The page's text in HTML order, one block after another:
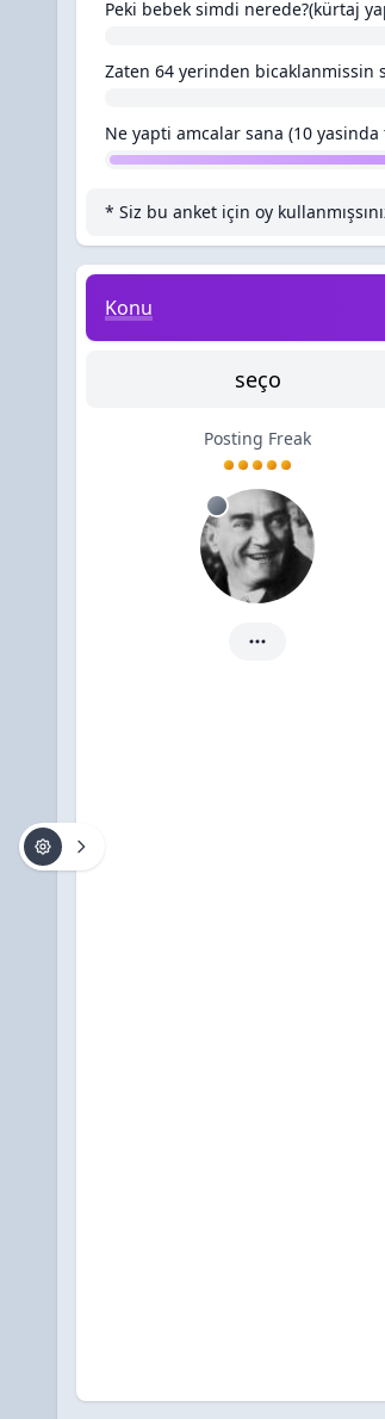
Peki bebek simdi nerede?(kürtaj
Zaten 64 yerinden bicaklanmissin
Ne yapti amcalar sana (10
* Siz bu anket için oy
Reha Muhtar'ın En Komik Sözü
Konu
seço
Posting Freak